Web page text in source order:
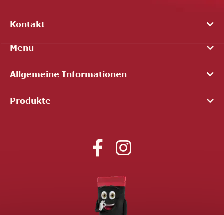
Kontakt
Menu
Allgemeine Informationen
Produkte